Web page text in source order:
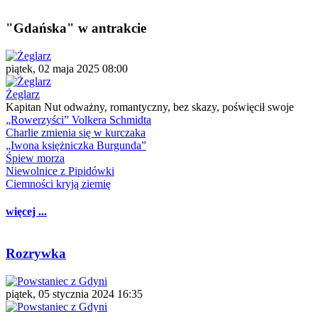
"Gdańska" w antrakcie
piątek, 02 maja 2025 08:00
Żeglarz
Kapitan Nut odważny, romantyczny, bez skazy, poświęcił swoje
„Rowerzyści” Volkera Schmidta
Charlie zmienia się w kurczaka
„Iwona księżniczka Burgunda”
Śpiew morza
Niewolnice z Pipidówki
Ciemności kryją ziemię
więcej ...
Rozrywka
piątek, 05 stycznia 2024 16:35